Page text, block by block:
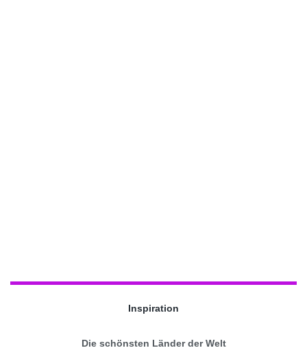
Inspiration
Die schönsten Länder der Welt